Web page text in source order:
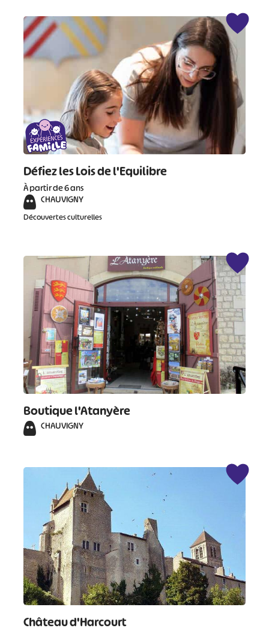
Défiez les Lois de l'Equilibre
À partir de 6 ans
CHAUVIGNY
Découvertes culturelles
Boutique l'Atanyère
CHAUVIGNY
Château d'Harcourt
# # #
#
#